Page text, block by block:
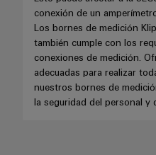
para
las
necesidades
específicas
de
infraestructura
de
Bornes
y
conectores
para
circuito
Monitorizadores
Sistemas
de
E/S
Carreras
profesionales
Aceptamos
conexión de un
Los bornes de medición
también cumple con los
conexiones de medición.
adecuadas para realizar
nuestros bornes de
la seguridad del personal y